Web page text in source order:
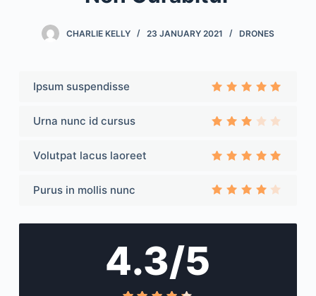
CHARLIE KELLY 23 JANUARY 2021 DRONES
Ipsum suspendisse
Urna nunc id cursus
out
of 5
Volutpat lacus laoreet
Purus in mollis nunc
4.3/5